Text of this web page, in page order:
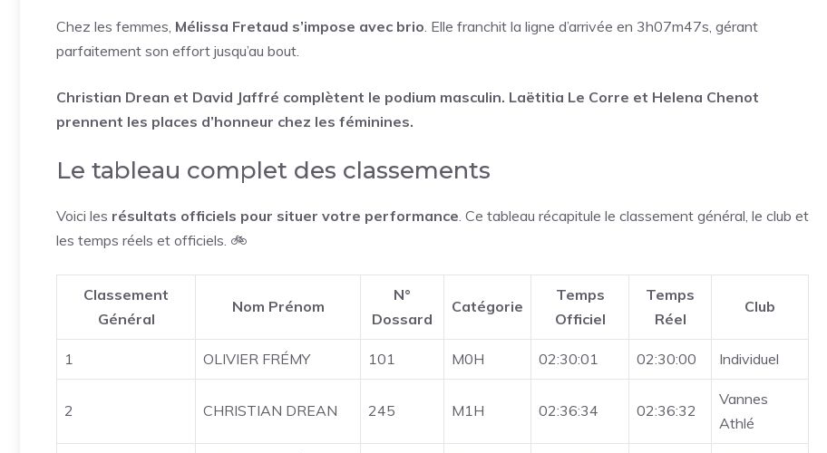
Chez les femmes, Mélissa Fretaud s’impose avec brio. Elle franchit la ligne d’arrivée en 3h07m47s, gérant
parfaitement son effort jusqu’au bout.
Christian Drean et David Jaffré complètent le podium masculin. Laëtitia Le Corre et Helena Chenot
prennent les places d’honneur chez les féminines.
Le tableau complet des classements
Voici les résultats officiels pour situer votre performance. Ce tableau récapitule le classement général, le club et
les temps réels et officiels. 🚲
Classement
Général
Nom Prénom
N°
Dossard
Catégorie
Temps
Officiel
Temps
Réel
Club
1 OLIVIER FRÉMY 101 M0H 02:30:01 02:30:00 Individuel
2 CHRISTIAN DREAN 245 M1H 02:36:34 02:36:32
Vannes
Athlé